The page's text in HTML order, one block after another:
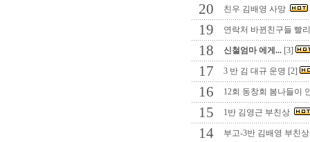
20 친우 김배영 사망
19 연락처 바뀐친구들 빨
18 신철엄마 에게... [3]
17 3 반 김 대규 운명 [2]
16 12회 동창회 봄나들이
15 1반 김영근 부친상
14 부고-3반 김배영 부친